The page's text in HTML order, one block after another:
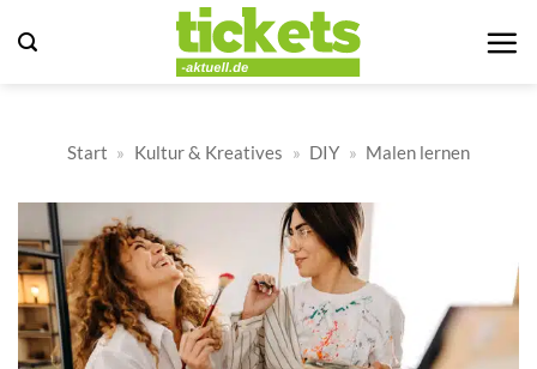
Inhalt
Start » Kultur & Kreatives » DIY » Malen lernen